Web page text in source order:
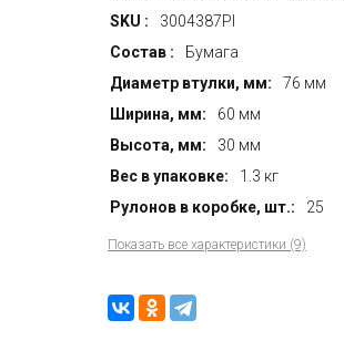
SKU :
3004387PI
Состав :
Бумага
Диаметр втулки, мм:
76 мм
Ширина, мм:
60 мм
Высота, мм:
30 мм
Вес в упаковке:
1.3 кг
Рулонов в коробке, шт.:
25
Показать все характеристики (9)